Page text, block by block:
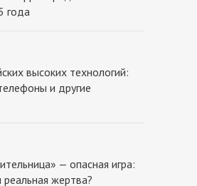
года
высоких технологий:
и другие
— опасная игра:
реальная жертва?